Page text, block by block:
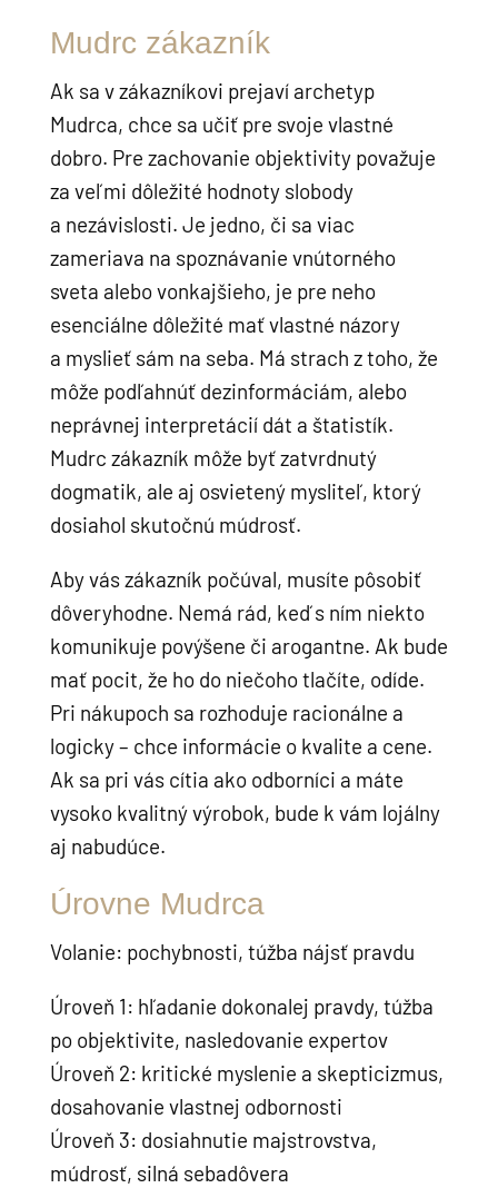
Mudrc zákazník
Ak sa v zákazníkovi prejaví archetyp
Mudrca, chce sa učiť pre svoje vlastné
dobro. Pre zachovanie objektivity považuje
za veľmi dôležité hodnoty slobody
a nezávislosti. Je jedno, či sa viac
zameriava na spoznávanie vnútorného
sveta alebo vonkajšieho, je pre neho
esenciálne dôležité mať vlastné názory
a myslieť sám na seba. Má strach z toho, že
môže podľahnúť dezinformáciám, alebo
neprávnej interpretácií dát a štatistík.
Mudrc zákazník môže byť zatvrdnutý
dogmatik, ale aj osvietený mysliteľ, ktorý
dosiahol skutočnú múdrosť.
Aby vás zákazník počúval, musíte pôsobiť
dôveryhodne. Nemá rád, keď s ním niekto
komunikuje povýšene či arogantne. Ak bude
mať pocit, že ho do niečoho tlačíte, odíde.
Pri nákupoch sa rozhoduje racionálne a
logicky – chce informácie o kvalite a cene.
Ak sa pri vás cítia ako odborníci a máte
vysoko kvalitný výrobok, bude k vám lojálny
aj nabudúce.
Úrovne Mudrca
Volanie: pochybnosti, túžba nájsť pravdu
Úroveň 1: hľadanie dokonalej pravdy, túžba
po objektivite, nasledovanie expertov
Úroveň 2: kritické myslenie a skepticizmus,
dosahovanie vlastnej odbornosti
Úroveň 3: dosiahnutie majstrovstva,
múdrosť, silná sebadôvera